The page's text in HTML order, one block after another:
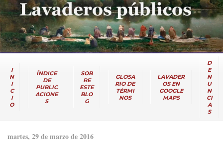
I
N
I
C
I
O
ÍNDICE
DE
PUBLIC
ACIONE
S
SOB
RE
ESTE
BLO
G
GLOSA
RIO DE
TÉRMI
NOS
LAVADER
OS EN
GOOGLE
MAPS
D
E
N
U
N
CI
A
S
martes, 29 de marzo de 2016